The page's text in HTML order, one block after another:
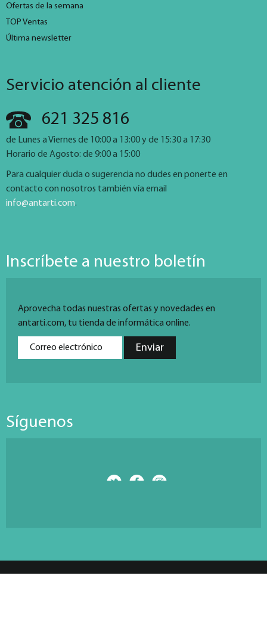
Ofertas de la semana
TOP Ventas
Última newsletter
Servicio atención al cliente
621 325 816
de Lunes a Viernes de 10:00 a 13:00 y de 15:30 a 17:30
Horario de Agosto: de 9:00 a 15:00
Para cualquier duda o sugerencia no dudes en ponerte en
contacto con nosotros también vía email
info@antarti.com.
Inscríbete a nuestro boletín
Aprovecha todas nuestras ofertas y novedades en
antarti.com, tu tienda de informática online.
Síguenos